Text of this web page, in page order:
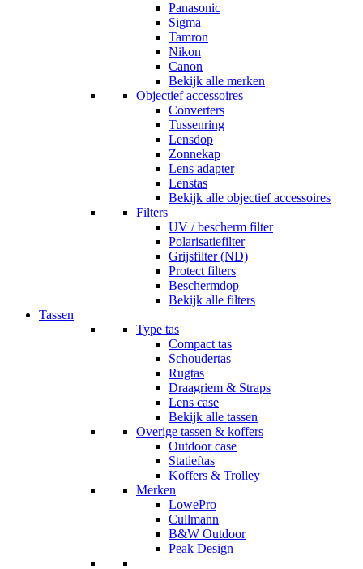
Panasonic
Sigma
Tamron
Nikon
Canon
Bekijk alle merken
Objectief accessoires
Converters
Tussenring
Lensdop
Zonnekap
Lens adapter
Lenstas
Bekijk alle objectief accessoires
Filters
UV / bescherm filter
Polarisatiefilter
Grijsfilter (ND)
Protect filters
Beschermdop
Bekijk alle filters
Tassen
Type tas
Compact tas
Schoudertas
Rugtas
Draagriem & Straps
Lens case
Bekijk alle tassen
Overige tassen & koffers
Outdoor case
Statieftas
Koffers & Trolley
Merken
LowePro
Cullmann
B&W Outdoor
Peak Design